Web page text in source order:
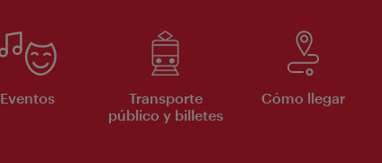
Eventos
Transporte
público y billetes
Cómo llegar